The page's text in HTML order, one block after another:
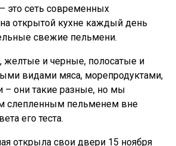
– это сеть современных
открытой кухне каждый день
свежие пельмени.
желтые и черные, полосатые и
видами мяса, морепродуктами,
они такие разные, но мы
слепленным пельменем вне
его теста.
открыла свои двери 15 ноября